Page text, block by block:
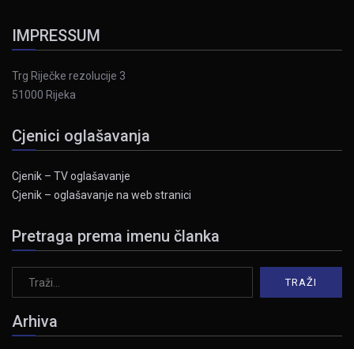
IMPRESSUM
Trg Riječke rezolucije 3
51000 Rijeka
Cjenici oglašavanja
Cjenik – TV oglašavanje
Cjenik – oglašavanje na web stranici
Pretraga prema imenu članka
Arhiva